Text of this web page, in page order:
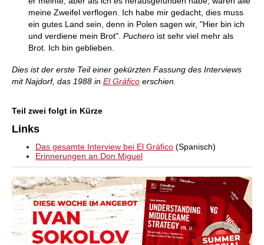
meine Zweifel verflogen. Ich habe mir gedacht, dies muss
ein gutes Land sein, denn in Polen sagen wir, "Hier bin ich
und verdiene mein Brot". Puchero ist sehr viel mehr als
Brot. Ich bin geblieben.
Dies ist der erste Teil einer gekürzten Fassung des Interviews
mit Najdorf, das 1988 in El Gráfico erschien.
Teil zwei folgt in Kürze
Links
Das gesamte Interview bei El Gráfico (Spanisch)
Erinnerungen an Don Miguel